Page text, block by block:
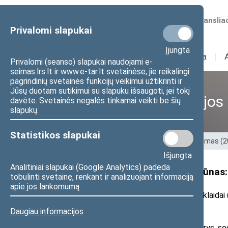
Privalomi slapukai
Įjungta
Privalomi (seanso) slapukai naudojami e-
seimas.lrs.lt ir www.e-tar.lt svetainėse, jie reikalingi
pagrindinių svetainės funkcijų veikimui užtikrinti ir
Jūsų duotam sutikimui su slapuku išsaugoti, jei tokį
davėte. Svetainės negalės tinkamai veikti be šių
slapukų.
Statistikos slapukai
Išjungta
Analitiniai slapukai (Google Analytics) padeda
tobulinti svetainę, renkant ir analizuojant informaciją
apie jos lankomumą.
Daugiau informacijos
Numatomos
Sudėtis Veikla I
Ankstesnės kadencijos
Pradžia>Ankstesnės kadencijos > XIII Seimas
Seimo narys iš Kėdainių T.
2023 m. sausio 31 d. pranešimas žiniasklaidai